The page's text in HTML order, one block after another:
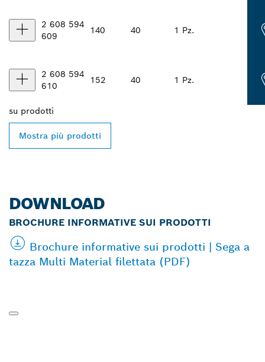
2 608 594
609
140 40 1 Pz.
2 608 594
610
152 40 1 Pz.
su prodotti
Mostra più prodotti
DOWNLOAD
BROCHURE INFORMATIVE SUI PRODOTTI
Brochure informative sui prodotti | Sega a
tazza Multi Material filettata (PDF)